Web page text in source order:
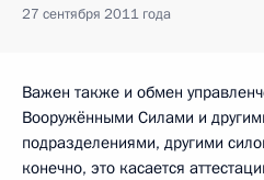
27 сентября 2011 года
Важен также и обмен
Вооружёнными Силами и
подразделениями, другими
конечно, это касается